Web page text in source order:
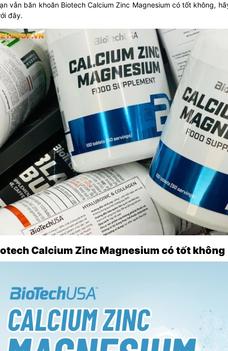
vẫn băn khoăn Biotech Calcium Zinc Magnesium có tốt không,
đây.
Calcium Zinc Magnesium có tốt không